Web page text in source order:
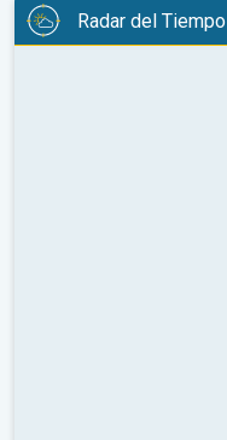
Radar del Tiempo